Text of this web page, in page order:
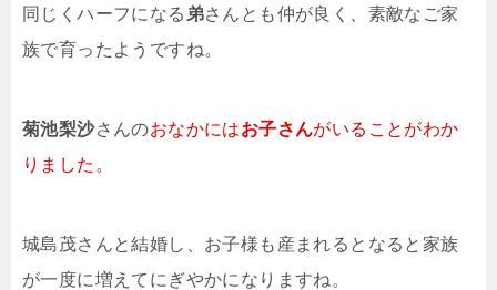
同じくハーフになる 弟さんとも仲が良く、素敵なご家
族で育ったようですね。
菊池梨沙さんのおなかにはお子さんがいることがわか
りました。
城島茂さんと結婚し、お子様も産まれるとなると家族
が一度に増えてにぎやかになりますね。